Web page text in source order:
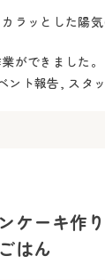
ラッとした陽
ができました。
ント報告 スタ
ケーキ作
はん